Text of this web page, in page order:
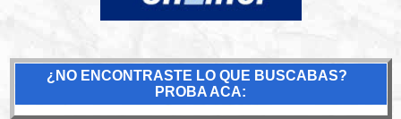
¿NO ENCONTRASTE LO QUE BUSCABAS?
PROBA ACA: